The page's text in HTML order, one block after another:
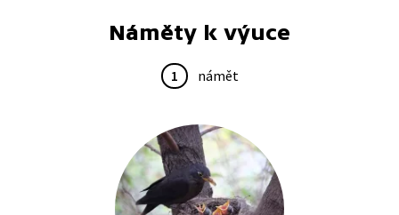
Náměty k výuce
1 námět